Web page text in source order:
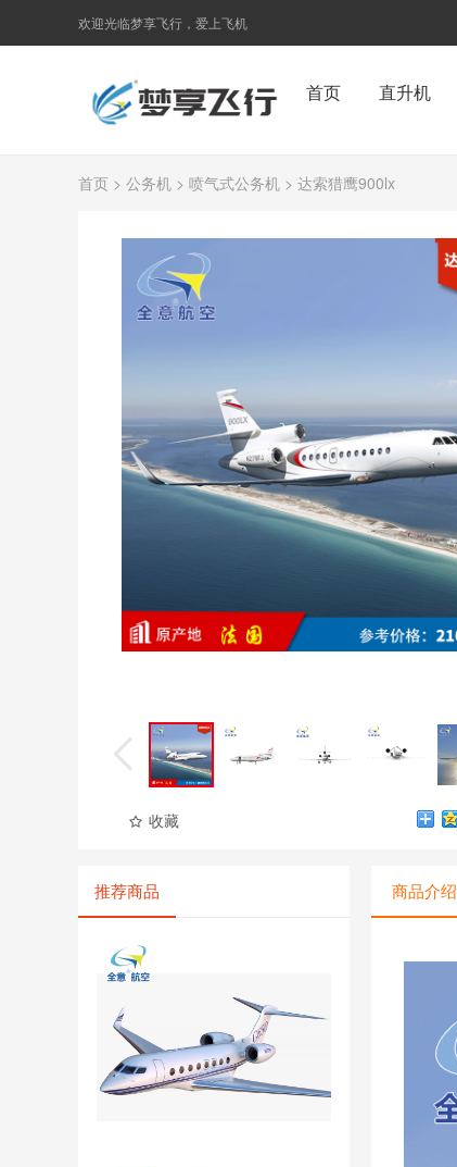
欢迎光临梦享飞行，爱上飞机
首页 直升机
首页 > 公务机 > 喷气式公务机 > 达索猎鹰900lx
收藏
推荐商品 商品介绍